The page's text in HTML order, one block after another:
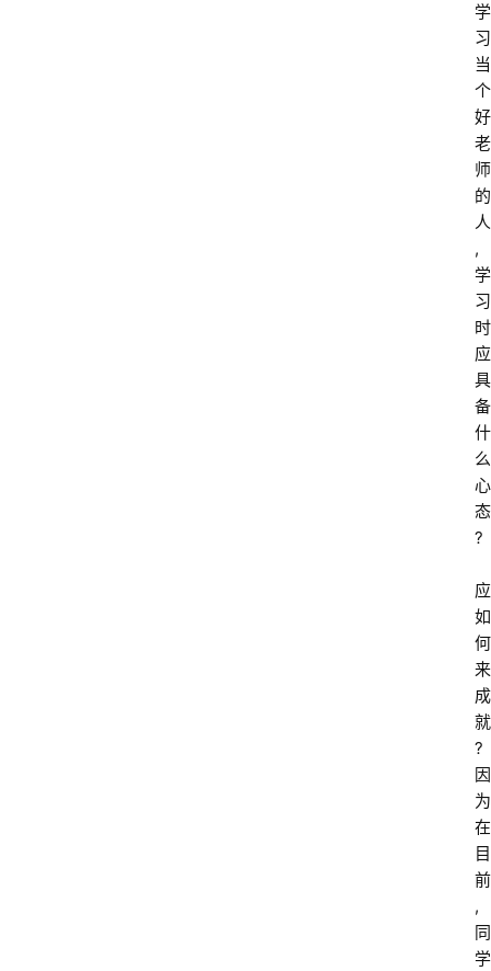
学
习
当
个
好
老
师
的
人
,
学
习
时
应
具
备
什
么
心
态
?
应
如
何
来
成
就
?
因
为
在
目
前
,
同
学